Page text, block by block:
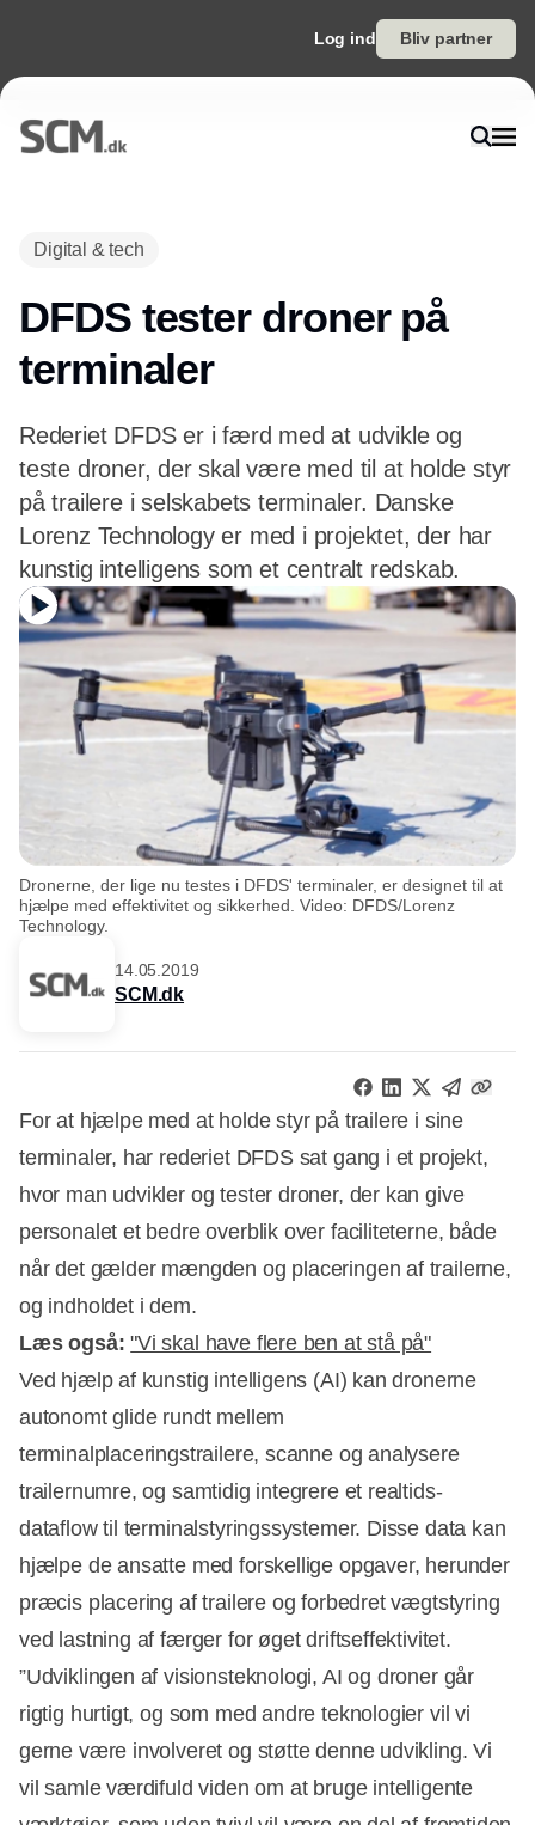
Log ind Bliv partner
Digital & tech
DFDS tester droner på
terminaler
Rederiet DFDS er i færd med at udvikle og
teste droner, der skal være med til at holde styr
på trailere i selskabets terminaler. Danske
Lorenz Technology er med i projektet, der har
kunstig intelligens som et centralt redskab.
Dronerne, der lige nu testes i DFDS' terminaler, er designet til at
hjælpe med effektivitet og sikkerhed. Video: DFDS/Lorenz
Technology.
14.05.2019
SCM.dk
For at hjælpe med at holde styr på trailere i sine
terminaler, har rederiet DFDS sat gang i et projekt,
hvor man udvikler og tester droner, der kan give
personalet et bedre overblik over faciliteterne, både
når det gælder mængden og placeringen af trailerne,
og indholdet i dem.
Læs også: "Vi skal have flere ben at stå på"
Ved hjælp af kunstig intelligens (AI) kan dronerne
autonomt glide rundt mellem
terminalplaceringstrailere, scanne og analysere
trailernumre, og samtidig integrere et realtids-
dataflow til terminalstyringssystemer. Disse data kan
hjælpe de ansatte med forskellige opgaver, herunder
præcis placering af trailere og forbedret vægtstyring
ved lastning af færger for øget driftseffektivitet.
”Udviklingen af visionsteknologi, AI og droner går
rigtig hurtigt, og som med andre teknologier vil vi
gerne være involveret og støtte denne udvikling. Vi
vil samle værdifuld viden om at bruge intelligente